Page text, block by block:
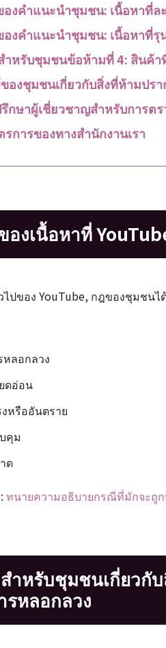
งคำแนะนำชุมชน: เนื้อหาที่ล
งคำแนะนำชุมชน: เนื้อหาที่รุ
ำหรับชุมชนข้อห้ามที่ 4: สินค้
องชุมชนเกี่ยวกับสิ่งที่ห้ามปร
กษาผู้เชี่ยวชาญสำหรับการต
การของทางสำนักงานเรา
องเนื้อหาที่
ปของ YouTube, กฎของชุมชน
ลอกลวง
ดอ่อน
หรืออันตราย
คุม
ด
ทนายความอธิบายกรณีที่มักจะถู
ำหรับชุมชนเกี่ยวกั
รหลอกลวง